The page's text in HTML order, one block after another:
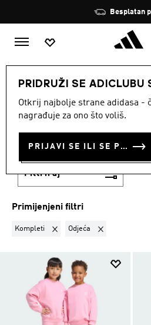
Besplatan
PRIDRUŽI SE ADICLUBU
Otkrij najbolje strane adidasa -
nagrađuje za ono što voliš.
PRIJAVI SE ILI SE PRIDRUŽI SADA
DJECA Djevojcice Odjeća
KOMPLETI ·
ODJEĆA ZA
Filtriraj
Primijenjeni filtri
Kompleti Ukloni filter Trenutno filtrirano
Odjeća Ukloni filter